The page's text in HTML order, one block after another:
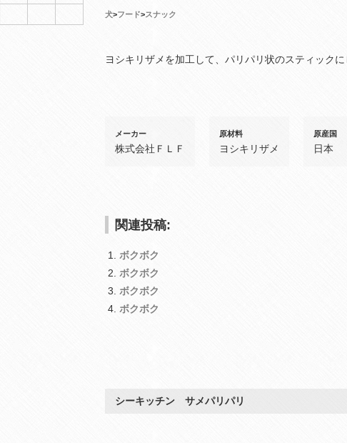
犬>フード>スナック
ヨシキリザメを加工して、パリパリ状のスティック
メーカー
株式会社ＦＬＦ
原材料
ヨシキリザメ
原産国
日本
関連投稿:
ボクボク
ボクボク
ボクボク
ボクボク
シーキッチン サメパリパリ